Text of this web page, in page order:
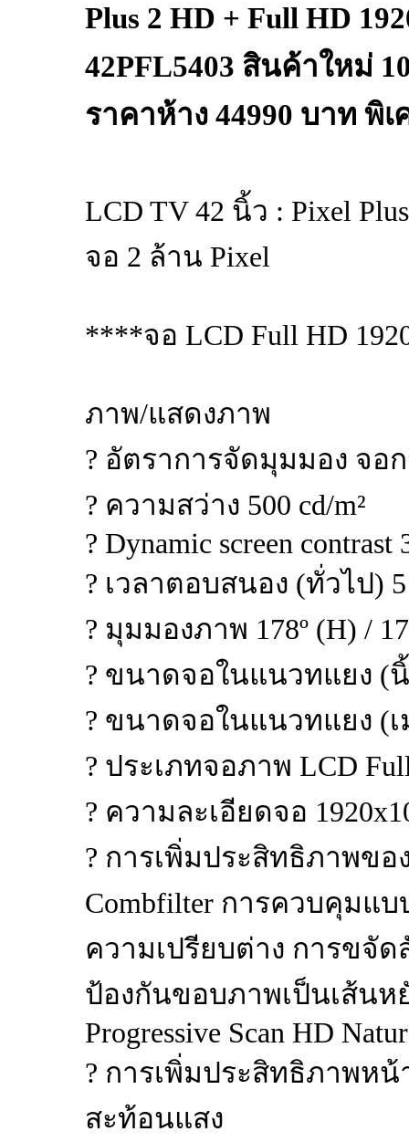
Plus 2 HD + Full HD
42PFL5403 สินค้าใหม่
ราคาห้าง 44990 บาท พิเ
LCD TV 42 นิ้ว : Pixel
จอ 2 ล้าน Pixel
****จอ LCD Full HD
ภาพ/แสดงภาพ
? อัตราการจัดมุมมอง จอ
? ความสว่าง 500 cd/m²
? Dynamic screen contrast
? เวลาตอบสนอง (ทั่วไป) 5
? มุมมองภาพ 178º (H) /
? ขนาดจอในแนวทแยง (
? ขนาดจอในแนวทแยง (เ
? ประเภทจอภาพ LCD
? ความละเอียดจอ
? การเพิ่มประสิทธิภาพขอ
Combfilter การควบคุมแ
ความเปรียบต่าง การข
ป้องกันขอบภาพเป็นเส้นหยั
Progressive Scan HD
? การเพิ่มประสิทธิภาพห
สะท้อนแสง